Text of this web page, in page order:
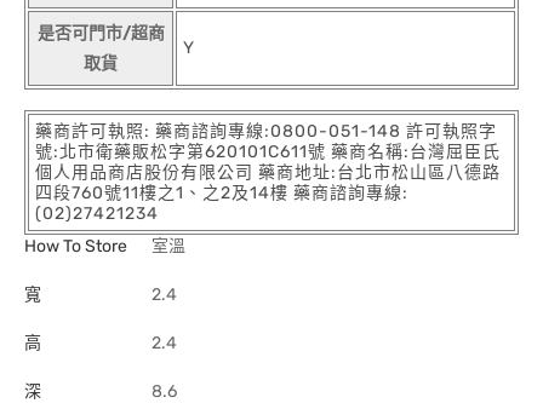
是否可門市/超商
取貨
Y
藥商許可執照: 藥商諮詢專線:0800-051-148 許可執照字
號:北市衛藥販松字第620101C611號 藥商名稱:台灣屈臣氏
個人用品商店股份有限公司 藥商地址:台北市松山區八德路
四段760號11樓之1、之2及14樓 藥商諮詢專線:
(02)27421234
How To Store
室溫
寬 2.4
高 2.4
深 8.6